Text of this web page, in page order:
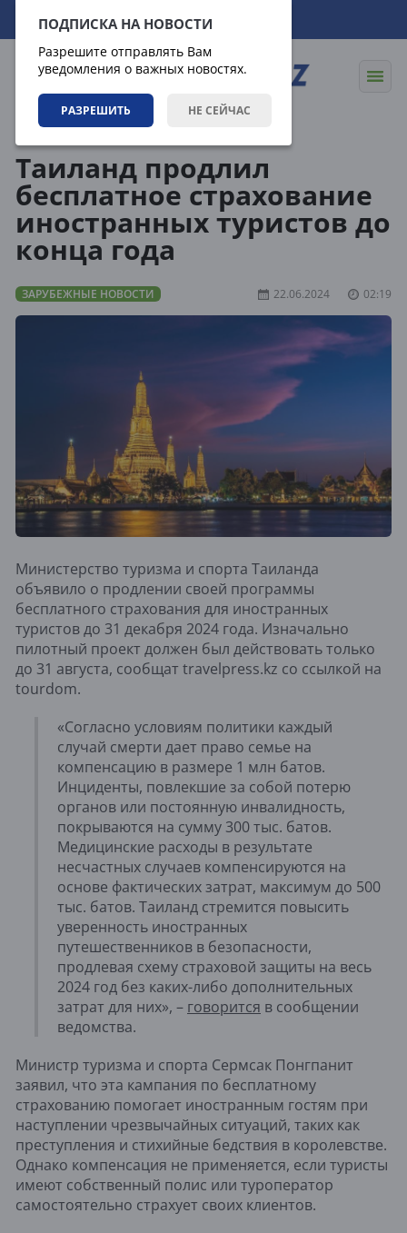
ПОДПИСКА НА НОВОСТИ
Разрешите отправлять Вам
уведомления о важных новостях.
РАЗРЕШИТЬ НЕ СЕЙЧАС
09.08.2026 12:37:46
Таиланд продлил
бесплатное страхование
иностранных туристов до
конца года
ЗАРУБЕЖНЫЕ НОВОСТИ 22.06.2024 02:19
Министерство туризма и спорта Таиланда
объявило о продлении своей программы
бесплатного страхования для иностранных
туристов до 31 декабря 2024 года. Изначально
пилотный проект должен был действовать только
до 31 августа, сообщат travelpress.kz со ссылкой на
tourdom.
«Согласно условиям политики каждый
случай смерти дает право семье на
компенсацию в размере 1 млн батов.
Инциденты, повлекшие за собой потерю
органов или постоянную инвалидность,
покрываются на сумму 300 тыс. батов.
Медицинские расходы в результате
несчастных случаев компенсируются на
основе фактических затрат, максимум до 500
тыс. батов. Таиланд стремится повысить
уверенность иностранных
путешественников в безопасности,
продлевая схему страховой защиты на весь
2024 год без каких-либо дополнительных
затрат для них», – говорится в сообщении
ведомства.
Министр туризма и спорта Сермсак Понгпанит
заявил, что эта кампания по бесплатному
страхованию помогает иностранным гостям при
наступлении чрезвычайных ситуаций, таких как
преступления и стихийные бедствия в королевстве.
Однако компенсация не применяется, если туристы
имеют собственный полис или туроператор
самостоятельно страхует своих клиентов.